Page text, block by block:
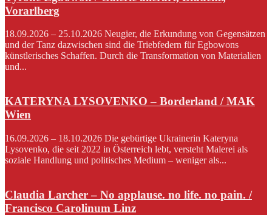
Vorarlberg
18.09.2026 – 25.10.2026 Neugier, die Erkundung von Gegensätzen
und der Tanz dazwischen sind die Triebfedern für Egbowons
künstlerisches Schaffen. Durch die Transformation von Materialien
und...
KATERYNA LYSOVENKO – Borderland / MAK
Wien
16.09.2026 – 18.10.2026 Die gebürtige Ukrainerin Kateryna
Lysovenko, die seit 2022 in Österreich lebt, versteht Malerei als
soziale Handlung und politisches Medium – weniger als...
Claudia Larcher – No applause. no life. no pain. /
Francisco Carolinum Linz